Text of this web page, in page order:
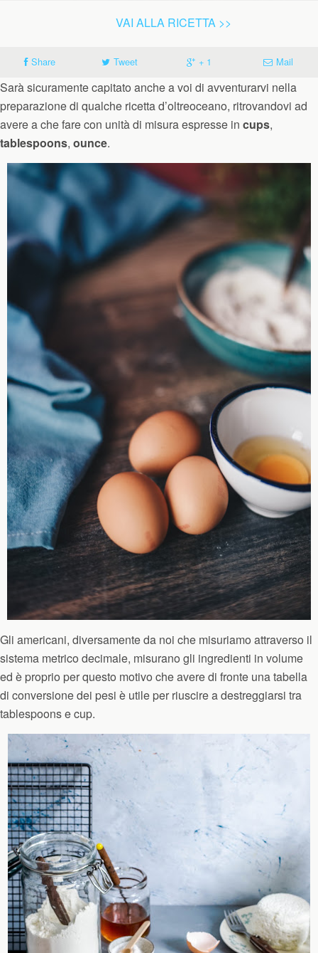
VAI ALLA RICETTA >>
Share Tweet + 1 Mail
Sarà sicuramente capitato anche a voi di avventurarvi nella
preparazione di qualche ricetta d’oltreoceano, ritrovandovi ad
avere a che fare con unità di misura espresse in cups,
tablespoons, ounce.
Gli americani, diversamente da noi che misuriamo attraverso il
sistema metrico decimale, misurano gli ingredienti in volume
ed è proprio per questo motivo che avere di fronte una tabella
di conversione dei pesi è utile per riuscire a destreggiarsi tra
tablespoons e cup.